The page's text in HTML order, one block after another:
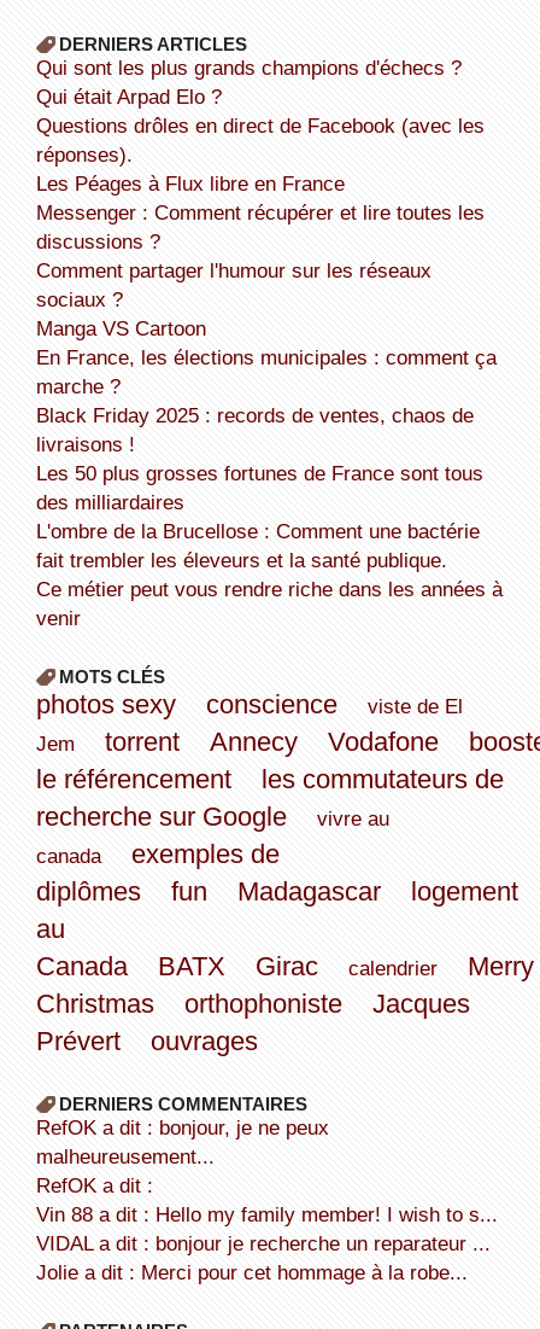
DERNIERS ARTICLES
Qui sont les plus grands champions d'échecs ?
Qui était Arpad Elo ?
Questions drôles en direct de Facebook (avec les
réponses).
Les Péages à Flux libre en France
Messenger : Comment récupérer et lire toutes les
discussions ?
Comment partager l'humour sur les réseaux
sociaux ?
Manga VS Cartoon
En France, les élections municipales : comment ça
marche ?
Black Friday 2025 : records de ventes, chaos de
livraisons !
Les 50 plus grosses fortunes de France sont tous
des milliardaires
L'ombre de la Brucellose : Comment une bactérie
fait trembler les éleveurs et la santé publique.
Ce métier peut vous rendre riche dans les années à
venir
MOTS CLÉS
photos sexy conscience
viste de El
Jem
torrent Annecy Vodafone
le référencement
les commutateurs de
recherche sur Google
vivre au
canada
exemples de
diplômes
fun Madagascar
logement
au
Canada
BATX Girac calendrier
Merry
Christmas
orthophoniste
Jacques
Prévert
ouvrages
DERNIERS COMMENTAIRES
refOK a dit : bonjour, je ne peux
malheureusement...
refOK a dit :
Vin 88 a dit : Hello my family member! I wish to s...
VIDAL a dit : bonjour je recherche un reparateur ...
Jolie a dit : Merci pour cet hommage à la robe...